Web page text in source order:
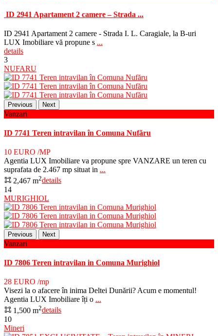
ID 2941 Apartament 2 camere – Strada ...
ID 2941 Apartament 2 camere - Strada I. L. Caragiale, la B-uri
LUX Imobiliare vă propune s ...
details
3
NUFARU
Previous Next
Vanzari
ID 7741 Teren intravilan în Comuna Nufăru
10 EURO /MP
Agentia LUX Imobiliare va propune spre VANZARE un teren cu
suprafata de 2.467 mp situat in ...
2,467 m2details
14
MURIGHIOL
Previous Next
Vanzari
ID 7806 Teren intravilan in Comuna Murighiol
28 EURO /mp
Visezi la o afacere în inima Deltei Dunării? Acum e momentul!
Agentia LUX Imobiliare îți o ...
1,500 m2details
10
Mineri